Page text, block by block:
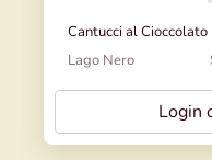
Cantucci al
Lago Nero
Login